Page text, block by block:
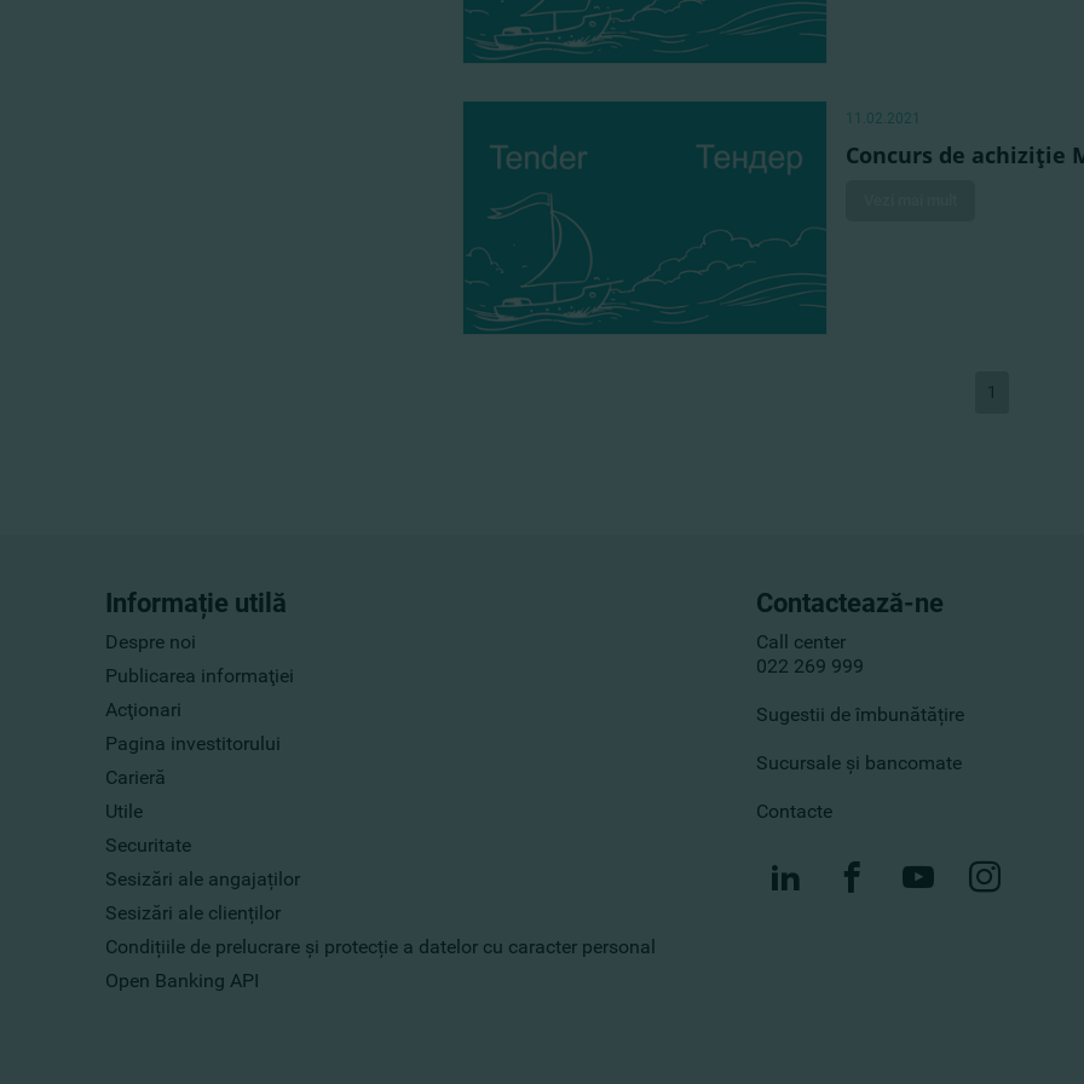
11.02.2021
Concurs de achiziţie
1
Informație utilă
Despre noi
Publicarea informaţiei
Acţionari
Pagina investitorului
Carieră
Utile
Securitate
Sesizări ale angajaților
Sesizări ale clienților
Condițiile de prelucrare și protecție a datelor cu caracter personal
Open Banking API
Contactează-ne
Call center
022 269 999
Sugestii de îmbunătățire
Sucursale și bancomate
Contacte